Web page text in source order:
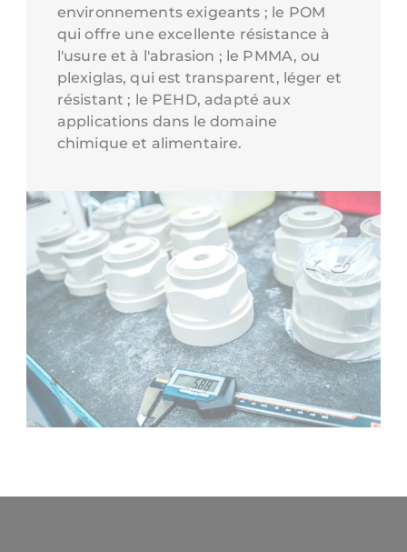
environnements exigeants ; le POM
qui offre une excellente résistance à
l'usure et à l'abrasion ; le PMMA, ou
plexiglas, qui est transparent, léger et
résistant ; le PEHD, adapté aux
applications dans le domaine
chimique et alimentaire.